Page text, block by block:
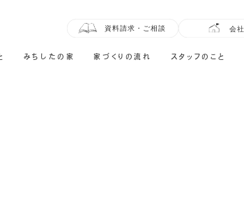
みちしたの家 家づくりの流れ スタッフのこと